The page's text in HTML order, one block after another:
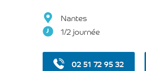
Nantes
1/2 journée
02 51 72 95 32